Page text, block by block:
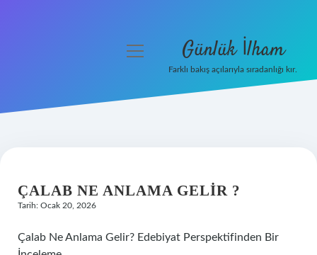
Hakkımızda
menüyü
Günlük İlham
Farklı bakış açılarıyla sıradanlığı kır.
ÇALAB NE ANLAMA GELIR ?
Tarih: Ocak 20, 2026
Çalab Ne Anlama Gelir? Edebiyat Perspektifinden Bir